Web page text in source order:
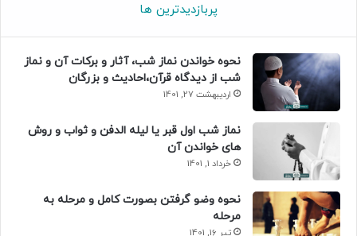
پربازدیدترین ها
نحوه خواندن نماز شب، آثار و برکات آن و نماز
شب از دیدگاه قرآن،احادیث و بزرگان
اردیبهشت 27, 1401
نماز شب اول قبر یا لیله الدفن و ثواب و روش
های خواندن آن
خرداد 1, 1401
نحوه وضو گرفتن بصورت کامل و مرحله به
مرحله
تیر 16, 1401